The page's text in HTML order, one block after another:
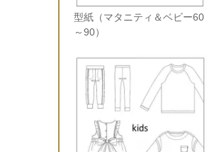
型紙（マタニティ＆ベビー60
～90）